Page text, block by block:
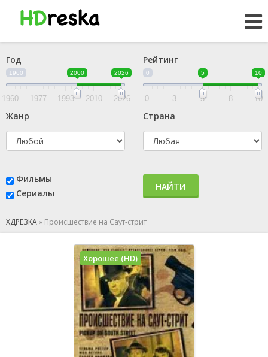
Год
1960 2000 2026
1960 1977 1993 2010 2026
Рейтинг
0 5 10
0 3 5 8 10
Жанр Страна
Фильмы
Сериалы
НАЙТИ
ХДРЕЗКА» Происшествие на Саут-стрит
Хорошее (HD)